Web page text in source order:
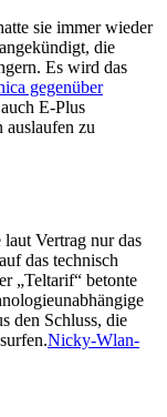
sie immer wieder
die
Es wird das
gegenüber
E-Plus
auslaufen zu
Vertrag nur das
das technisch
„Teltarif“ betonte
den Schluss, die
Nicky-Wlan-